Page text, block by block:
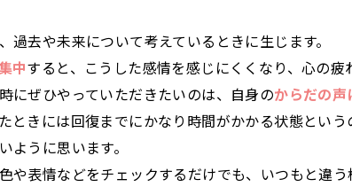
過去や未来について考えているときに生じます。
中すると、こうした感情を感じにくくなり、心の疲
にぜひやっていただきたいのは、自身のからだの声
ときには回復までにかなり時間がかかる状態とい
ように思います。
や表情などをチェックするだけでも、いつもと違う